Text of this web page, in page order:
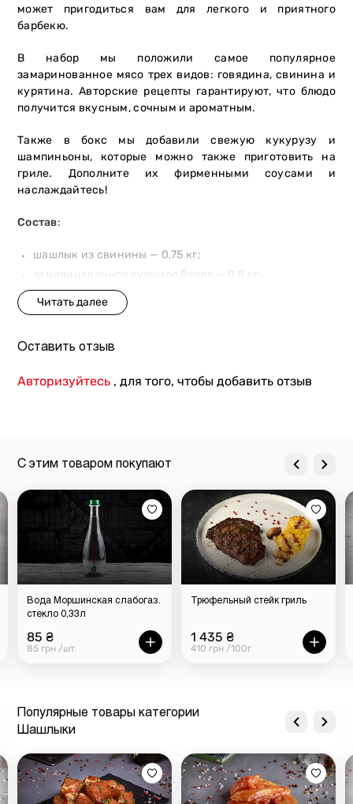
может пригодиться вам для легкого и приятного
барбекю.
В набор мы положили самое популярное
замаринованное мясо трех видов: говядина, свинина и
курятина. Авторские рецепты гарантируют, что блюдо
получится вкусным, сочным и ароматным.
Также в бокс мы добавили свежую кукурузу и
шампиньоны, которые можно также приготовить на
гриле. Дополните их фирменными соусами и
наслаждайтесь!
Состав:
шашлык из свинины — 0,75 кг;
замаринованное куриное бедро — 0,8 кг;
шашлык из говяжьей вырезки в пряном маринаде —
шампиньоны — 0,12 кг;
соус горчично-медовый;
Оставить отзыв
Авторизуйтесь , для того, чтобы добавить отзыв
С этим товаром покупают
Вода Моршинская слабогаз.
стекло 0,33л
85 ₴
85 грн /шт
Трюфельный стейк гриль
1 435 ₴
410 грн /100г
Популярные товары категории
Шашлыки